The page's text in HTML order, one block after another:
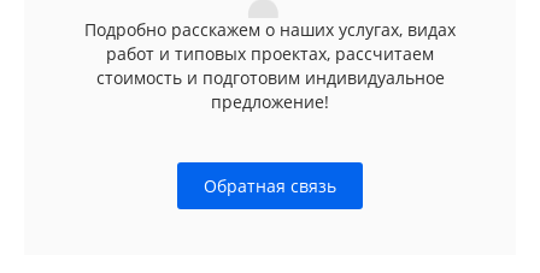
Подробно расскажем о наших услугах, видах
работ и типовых проектах, рассчитаем
стоимость и подготовим индивидуальное
предложение!
Обратная связь